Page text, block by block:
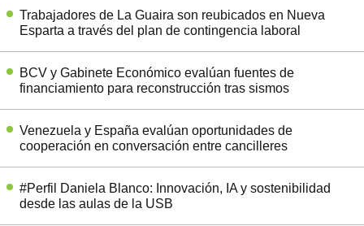
Trabajadores de La Guaira son reubicados en Nueva
Esparta a través del plan de contingencia laboral
BCV y Gabinete Económico evalúan fuentes de
financiamiento para reconstrucción tras sismos
Venezuela y España evalúan oportunidades de
cooperación en conversación entre cancilleres
#Perfil Daniela Blanco: Innovación, IA y sostenibilidad
desde las aulas de la USB